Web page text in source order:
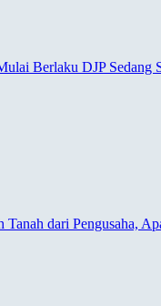
Berlaku DJP Sedang
Tanah dari Pengusaha,